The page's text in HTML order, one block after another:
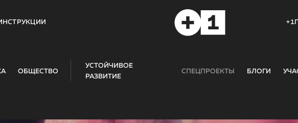
ОБЩЕСТВО
УСТОЙЧИВОЕ
РАЗВИТИЕ
СПЕЦПРОЕКТЫ БЛОГИ